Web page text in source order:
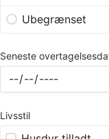
Ubegrænset
Seneste
Livsstil